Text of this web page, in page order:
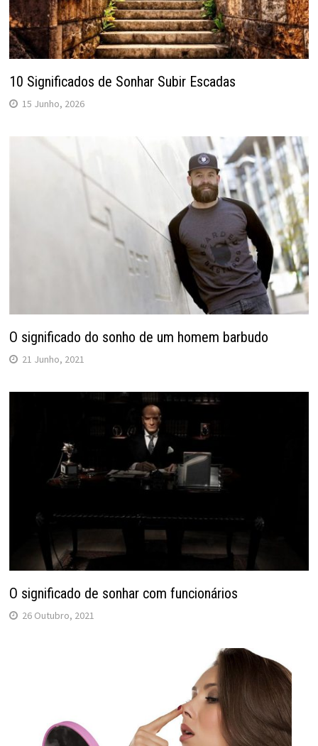
10 Significados de Sonhar Subir Escadas
15 Junho, 2026
O significado do sonho de um homem barbudo
21 Junho, 2021
O significado de sonhar com funcionários
26 Outubro, 2021